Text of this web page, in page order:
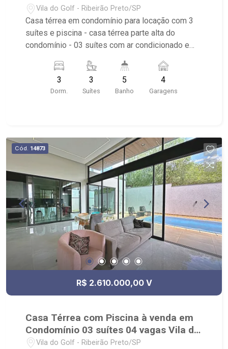
Vila do Golf - Ribeirão Preto/SP
Casa térrea em condomínio para locação com 3
suítes e piscina - casa térrea parte alta do
condomínio - 03 suítes com ar condicionado e
para 02 ambientes - cozinha americana integrada
- varanda gourmet integrada - portas de vidro
dividindo ambientes - piscina - lavabo -
3
Dorm.
3
Suítes
5
Banho
4
Garagens
Cód. 14873
R$ 2.610.000,00 V
Casa Térrea com Piscina à venda em
Condomínio 03 suítes 04 vagas Vila do
GolfVila do Golf - Ribeirão Preto/SP